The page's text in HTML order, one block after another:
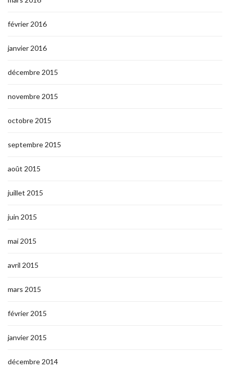
février 2016
janvier 2016
décembre 2015
novembre 2015
octobre 2015
septembre 2015
août 2015
juillet 2015
juin 2015
mai 2015
avril 2015
mars 2015
février 2015
janvier 2015
décembre 2014